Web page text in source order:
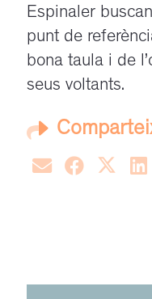
Espinaler
punt de
bona taula i de
seus voltants.